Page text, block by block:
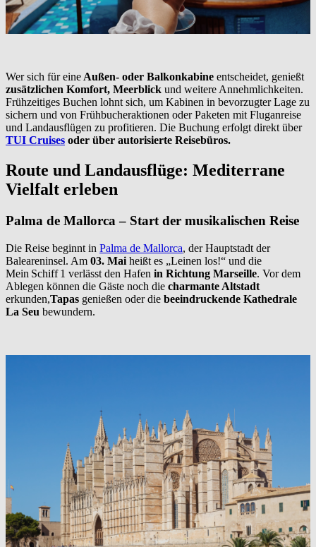
Wer sich für eine Außen- oder Balkonkabine entscheidet, genießt
zusätzlichen Komfort, Meerblick und weitere Annehmlichkeiten.
Frühzeitiges Buchen lohnt sich, um Kabinen in bevorzugter Lage zu
sichern und von Frühbucheraktionen oder Paketen mit Fluganreise
und Landausflügen zu profitieren. Die Buchung erfolgt direkt über
TUI Cruises oder über autorisierte Reisebüros.
Route und Landausflüge: Mediterrane
Vielfalt erleben
Palma de Mallorca – Start der musikalischen Reise
Die Reise beginnt in Palma de Mallorca, der Hauptstadt der
Baleareninsel. Am 03. Mai heißt es „Leinen los!“ und die
Mein Schiff 1 verlässt den Hafen in Richtung Marseille. Vor dem
Ablegen können die Gäste noch die charmante Altstadt
erkunden,Tapas genießen oder die beeindruckende Kathedrale
La Seu bewundern.